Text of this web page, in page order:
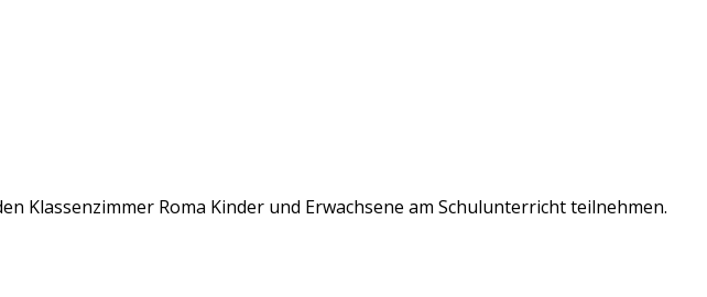
Klassenzimmer Roma Kinder und Erwachsene am Schulunterricht teilnehmen.